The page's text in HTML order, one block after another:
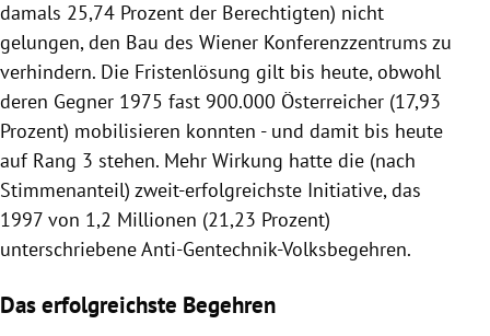
damals 25,74 Prozent der Berechtigten) nicht
gelungen, den Bau des Wiener Konferenzzentrums zu
verhindern. Die Fristenlösung gilt bis heute, obwohl
deren Gegner 1975 fast 900.000 Österreicher (17,93
Prozent) mobilisieren konnten - und damit bis heute
auf Rang 3 stehen. Mehr Wirkung hatte die (nach
Stimmenanteil) zweit-erfolgreichste Initiative, das
1997 von 1,2 Millionen (21,23 Prozent)
unterschriebene Anti-Gentechnik-Volksbegehren.
Das erfolgreichste Begehren